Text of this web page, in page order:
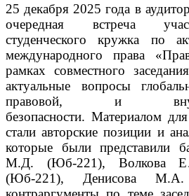
25 декабря 2025 года в
очередная встреча
студенческого кружка по
международного права
рамках совместного
актуальные вопросы
правовой, и
безопасности. Материалом
стали авторские позиции и
которые были представили
М.Д. (Юб-221), Волкова
(Юб-221), Денисова